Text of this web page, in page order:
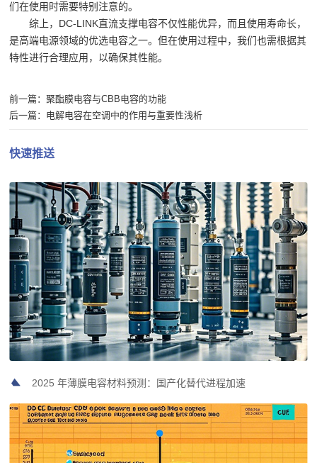
们在使用时需要特别注意的。
综上，DC-LINK直流支撑电容不仅性能优异，而且使用寿命长，
是高端电源领域的优选电容之一。但在使用过程中，我们也需根据其
特性进行合理应用，以确保其性能。
前一篇：聚酯膜电容与CBB电容的功能
后一篇： 电解电容在空调中的作用与重要性浅析
快速推送
2025 年薄膜电容材料预测：国产化替代进程加速